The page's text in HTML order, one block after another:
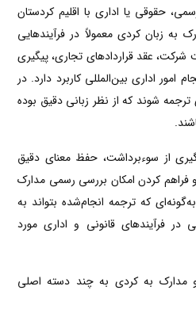
حقوقی یا اداری با اقلیم کردستان
به زبان کردی معمولاً در فرآیندهایی
شرکت، عقد قراردادهای تجاری، پیگیری
امور اداری بین‌المللی کاربرد دارد. در
ترجمه شوند که از نظر زبانی دقیق بوده
از سوءبرداشت، حفظ معنای دقیق
کردن امکان بررسی رسمی مدارک
که ترجمه انجام‌شده بتواند به
در فرآیندهای قانونی و اداری مورد
و مدارک به کردی به چند دسته اصلی